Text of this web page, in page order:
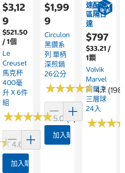
★
★4.6 (151)
$3,12
9
$521.50
/ 1個
Le
Creuset
馬克杯
400毫
升 X 6件
組
★★★★★
★★★★★5.0 (7)
加入購物車
$1,99
9
Circulon
黑鑽系
列 單柄
深煎鍋
26公分
★★★★★
★★★★★4.7 (198)
加入購物車
速配限
區隔日
達
$797
$33.21 /
1顆
Volvik
Marvel
高爾夫
三層球
24入
★★★
★★★